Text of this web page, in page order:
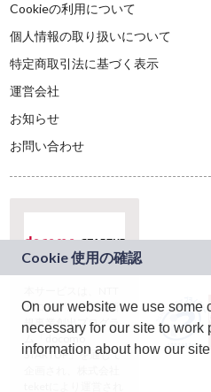
Cookieの利用について
個人情報の取り扱いについて
特定商取引法に基づく表示
運営会社
お知らせ
お問い合わせ
ドコモグループの新
規事業創出プログラ
ム「docomo
STARTUP」を通じて
On our website we use some
necessary for our site to work
information about how our